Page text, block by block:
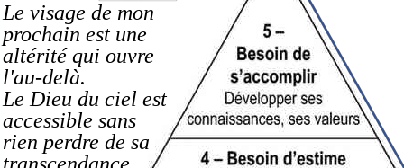
Le visage de mon
prochain est une
altérité qui ouvre
l'au-delà.
Le Dieu du ciel est
accessible sans
rien perdre de sa